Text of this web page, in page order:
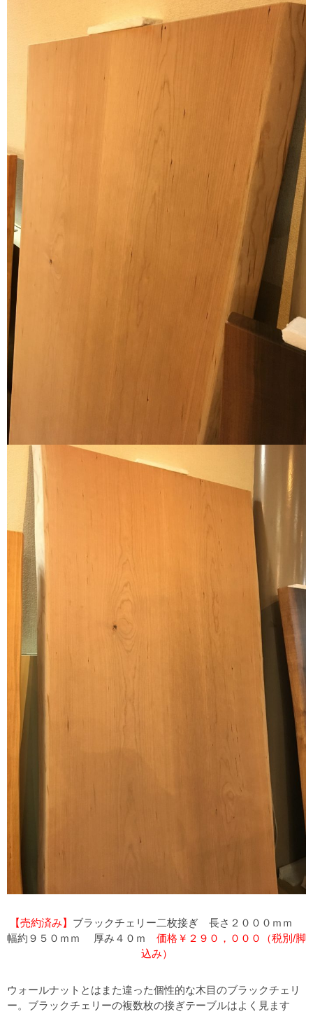
【売約済み】 ブラックチェリー二枚接ぎ 長さ２０００ｍｍ
幅約９５０ｍｍ 厚み４０ｍ 価格￥２９０，０００（税別/脚
込み）
ウォールナットとはまた違った個性的な木目のブラックチェリ
ー。ブラックチェリーの複数枚の接ぎテーブルはよく見ます